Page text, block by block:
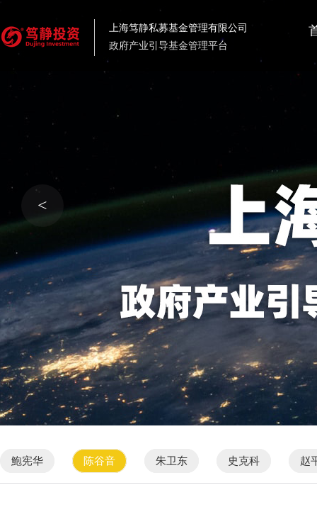
上海笃静私募基金管理有限公司
政府产业引导基金管理平台
<
鮑宪华 陈谷音 朱卫东 史克科 赵